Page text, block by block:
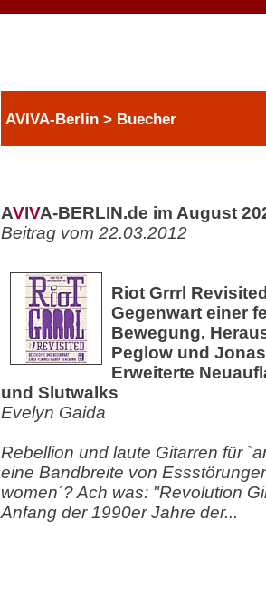
AVIVA-Berlin > Buecher
AVIVA-BERLIN.de im August
Beitrag vom 22.03.2012
Riot Grrrl
Gegenwart einer
Bewegung.
Peglow und
Erweiterte
und Slutwalks
Evelyn Gaida
Rebellion und laute Gitarren für
eine Bandbreite von
women´? Ach was: "Revolution
Anfang der 1990er Jahre der...